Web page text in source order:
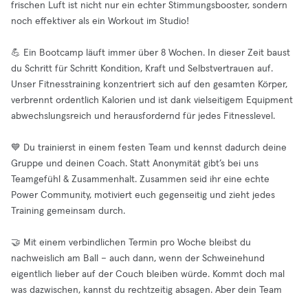
frischen Luft ist nicht nur ein echter Stimmungsbooster, sondern
noch effektiver als ein Workout im Studio!
💪 Ein Bootcamp läuft immer über 8 Wochen. In dieser Zeit baust
du Schritt für Schritt Kondition, Kraft und Selbstvertrauen auf.
Unser Fitnesstraining konzentriert sich auf den gesamten Körper,
verbrennt ordentlich Kalorien und ist dank vielseitigem Equipment
abwechslungsreich und herausfordernd für jedes Fitnesslevel.
💙 Du trainierst in einem festen Team und kennst dadurch deine
Gruppe und deinen Coach. Statt Anonymität gibt’s bei uns
Teamgefühl & Zusammenhalt. Zusammen seid ihr eine echte
Power Community, motiviert euch gegenseitig und zieht jedes
Training gemeinsam durch.
🤝 Mit einem verbindlichen Termin pro Woche bleibst du
nachweislich am Ball – auch dann, wenn der Schweinehund
eigentlich lieber auf der Couch bleiben würde. Kommt doch mal
was dazwischen, kannst du rechtzeitig absagen. Aber dein Team